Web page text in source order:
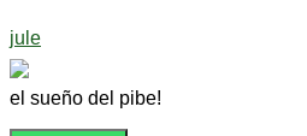
jule
el sueño del pibe!